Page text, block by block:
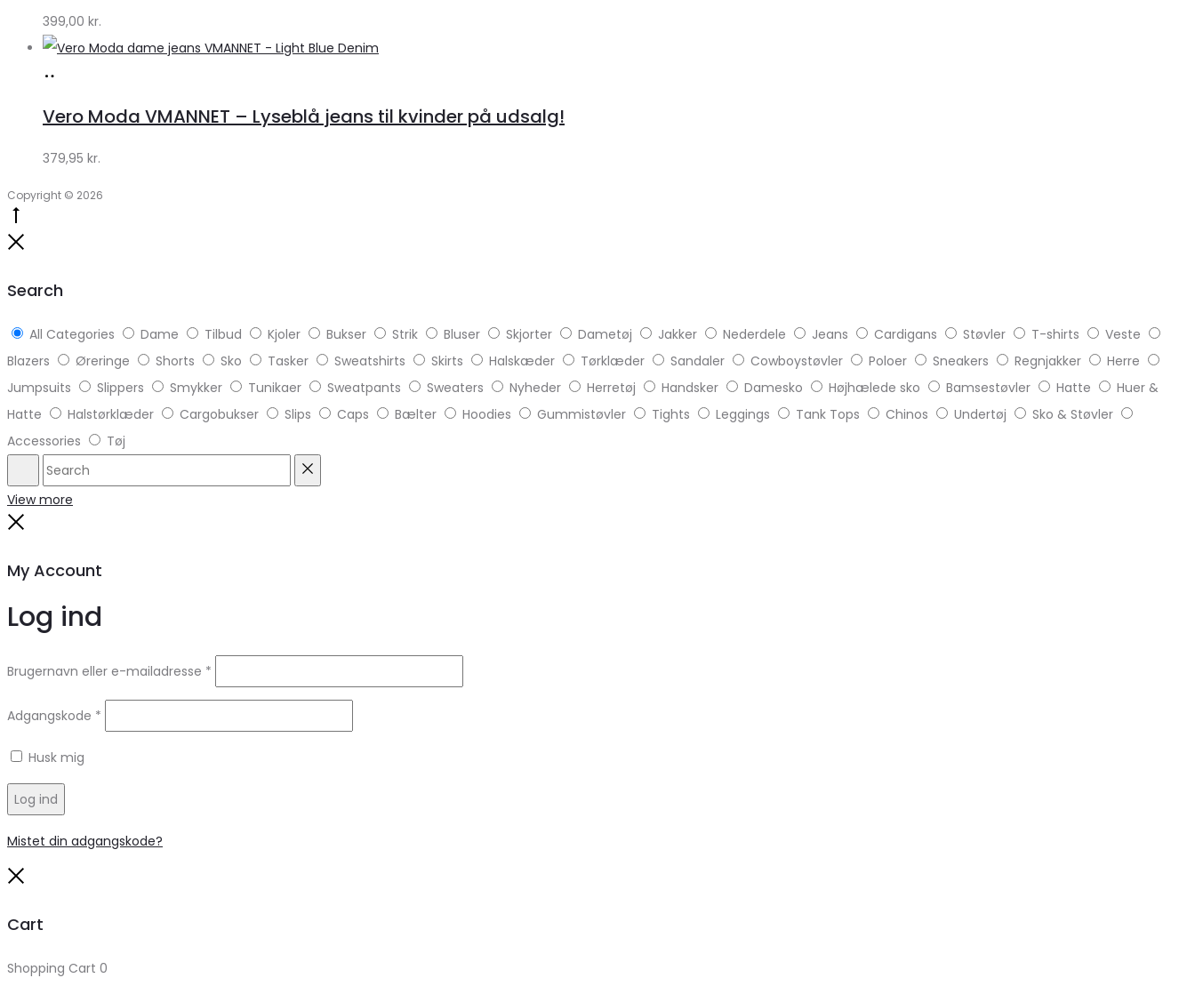
399,00 kr.
Klædeskabet.dk
Vero Moda VMANNET – Lyseblå jeans til kvinder på udsalg!
379,95 kr.
Copyright © 2026
Search
All Categories Dame Tilbud Kjoler Bukser Strik Bluser Skjorter Dametøj Jakker Nederdele Jeans Cardigans Støvler T-shirts
Veste
Blazers
Øreringe Shorts Sko Tasker Sweatshirts Skirts Halskæder Tørklæder Sandaler Cowboystøvler Poloer Sneakers Regnjakker
Herre
Jumpsuits
Slippers Smykker Tunikaer Sweatpants Sweaters Nyheder Herretøj Handsker Damesko Højhælede sko Bamsestøvler Hatte
Huer &
Hatte
Halstørklæder Cargobukser Slips Caps Bælter Hoodies Gummistøvler Tights Leggings Tank Tops Chinos Undertøj
Sko & Støvler
Accessories
Tøj
Search
View more
My Account
Log ind
Brugernavn eller e-mailadresse *
Adgangskode *
Husk mig
Log ind
Mistet din adgangskode?
Cart
Shopping Cart 0